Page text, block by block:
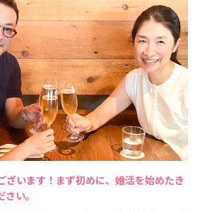
ざいます！まず初めに、婚活を始めたき
い。